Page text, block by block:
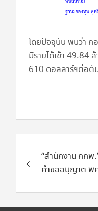
โดยปัจจุบัน พบว่า ก
มีรายได้เข้า 49.84
610 ดอลลาร์ฯต่อตั
เรื่อง“สำนักงาน กกพ
คำขออนุญาต พ